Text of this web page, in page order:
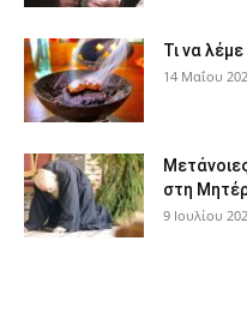
Τι να
14 Μαΐου
στη
9 Ιουλίου